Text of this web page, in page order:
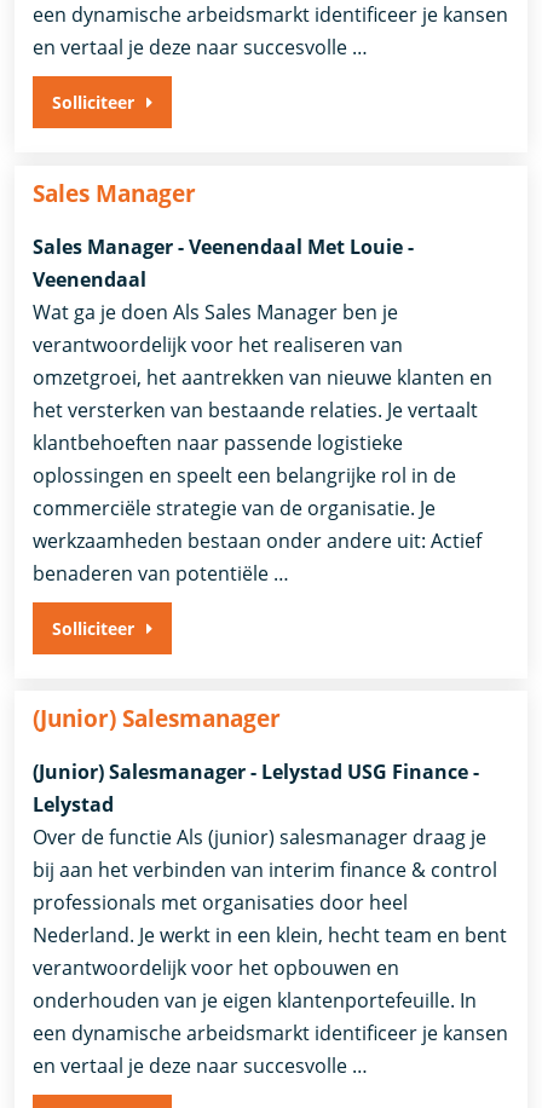
een dynamische arbeidsmarkt identificeer je kansen
en vertaal je deze naar succesvolle …
Solliciteer
Sales Manager
Sales Manager - Veenendaal Met Louie -
Veenendaal
Wat ga je doen Als Sales Manager ben je
verantwoordelijk voor het realiseren van
omzetgroei, het aantrekken van nieuwe klanten en
het versterken van bestaande relaties. Je vertaalt
klantbehoeften naar passende logistieke
oplossingen en speelt een belangrijke rol in de
commerciële strategie van de organisatie. Je
werkzaamheden bestaan onder andere uit: Actief
benaderen van potentiële …
Solliciteer
(Junior) Salesmanager
(Junior) Salesmanager - Lelystad USG Finance -
Lelystad
Over de functie Als (junior) salesmanager draag je
bij aan het verbinden van interim finance & control
professionals met organisaties door heel
Nederland. Je werkt in een klein, hecht team en bent
verantwoordelijk voor het opbouwen en
onderhouden van je eigen klantenportefeuille. In
een dynamische arbeidsmarkt identificeer je kansen
en vertaal je deze naar succesvolle …